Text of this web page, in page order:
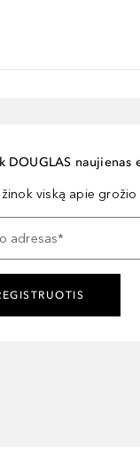
DOUGLAS naujienas
viską apie
adresas*